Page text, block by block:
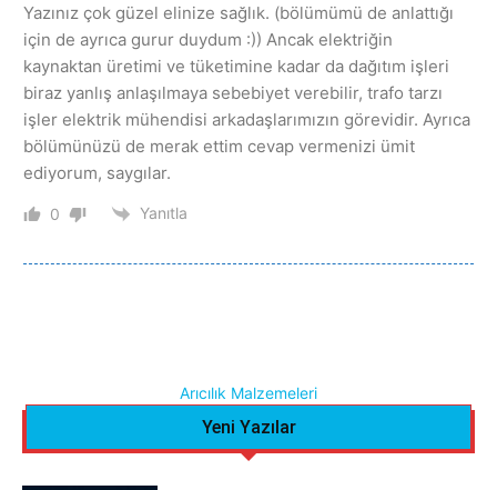
Yazınız çok güzel elinize sağlık. (bölümümü de anlattığı
için de ayrıca gurur duydum :)) Ancak elektriğin
kaynaktan üretimi ve tüketimine kadar da dağıtım işleri
biraz yanlış anlaşılmaya sebebiyet verebilir, trafo tarzı
işler elektrik mühendisi arkadaşlarımızın görevidir. Ayrıca
bölümünüzü de merak ettim cevap vermenizi ümit
ediyorum, saygılar.
0 Yanıtla
Arıcılık Malzemeleri
Yeni Yazılar